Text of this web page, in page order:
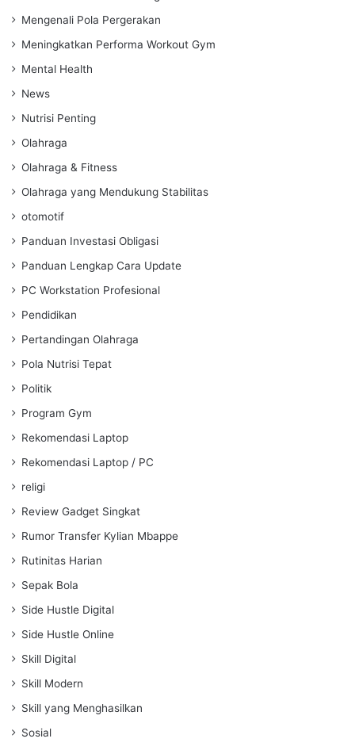
Mengenali Pola Pergerakan
Meningkatkan Performa Workout Gym
Mental Health
News
Nutrisi Penting
Olahraga
Olahraga & Fitness
Olahraga yang Mendukung Stabilitas
otomotif
Panduan Investasi Obligasi
Panduan Lengkap Cara Update
PC Workstation Profesional
Pendidikan
Pertandingan Olahraga
Pola Nutrisi Tepat
Politik
Program Gym
Rekomendasi Laptop
Rekomendasi Laptop / PC
religi
Review Gadget Singkat
Rumor Transfer Kylian Mbappe
Rutinitas Harian
Sepak Bola
Side Hustle Digital
Side Hustle Online
Skill Digital
Skill Modern
Skill yang Menghasilkan
Sosial